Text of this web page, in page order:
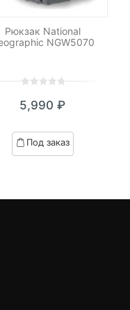
Рюкзак National
NGW5070
out
based
on
5,990 ₽
Под заказ